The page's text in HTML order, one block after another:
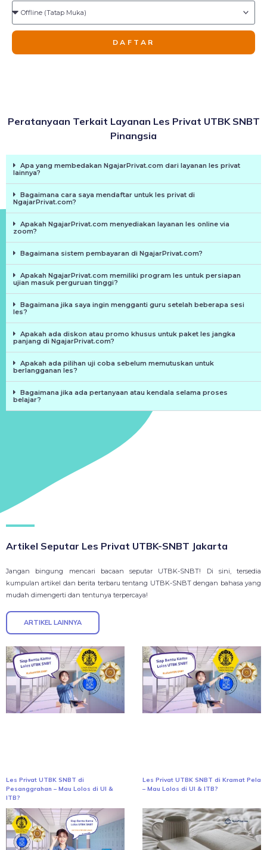
DAFTAR
Peratanyaan Terkait Layanan Les Privat UTBK SNBT
Pinangsia
Apa yang membedakan NgajarPrivat.com dari layanan les privat
lainnya?
Bagaimana cara saya mendaftar untuk les privat di
NgajarPrivat.com?
Apakah NgajarPrivat.com menyediakan layanan les online via
zoom?
Bagaimana sistem pembayaran di NgajarPrivat.com?
Apakah NgajarPrivat.com memiliki program les untuk persiapan
ujian masuk perguruan tinggi?
Bagaimana jika saya ingin mengganti guru setelah beberapa sesi
les?
Apakah ada diskon atau promo khusus untuk paket les jangka
panjang di NgajarPrivat.com?
Apakah ada pilihan uji coba sebelum memutuskan untuk
berlangganan les?
Bagaimana jika ada pertanyaan atau kendala selama proses
belajar?
Artikel Seputar Les Privat UTBK-SNBT Jakarta
Jangan bingung mencari bacaan seputar UTBK-SNBT! Di sini, tersedia
kumpulan artikel dan berita terbaru tentang UTBK-SNBT dengan bahasa yang
mudah dimengerti dan tentunya terpercaya!
ARTIKEL LAINNYA
Les Privat UTBK SNBT di
Pesanggrahan – Mau Lolos di UI &
ITB?
Les Privat UTBK SNBT di Kramat Pela
– Mau Lolos di UI & ITB?